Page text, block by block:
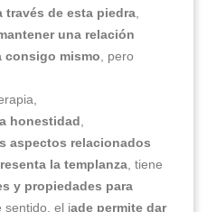
través de esta piedra
una relación
consigo mismo , pero
honestidad
aspectos relacionados
la templanza , tiene
y propiedades para
sentido, el jade permite dar